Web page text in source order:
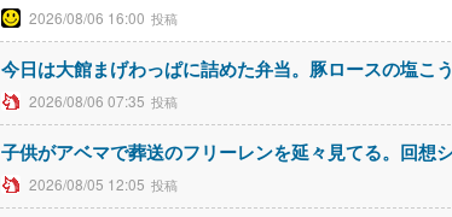
2026/08/06 16:00
今日は大館まげわっぱに詰めた弁当。豚ロースの塩こ
2026/08/06 07:35
子供がアベマで葬送のフリーレンを延々見てる。回想
2026/08/05 12:05